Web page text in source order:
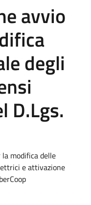
avvio
degli
D.Lgs.
modifica delle
e attivazione